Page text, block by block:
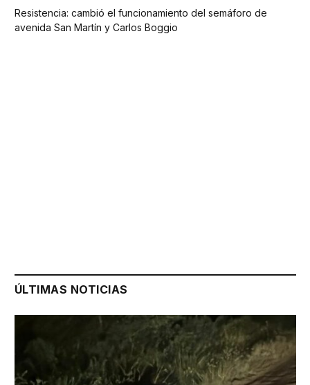
Resistencia: cambió el funcionamiento del semáforo de
avenida San Martín y Carlos Boggio
ÚLTIMAS NOTICIAS